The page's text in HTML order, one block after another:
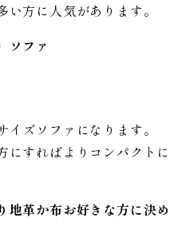
方に人気があります。
ソファ
ズソファになります。
にすればよりコンパクトに
地革か布お好きな方に決め